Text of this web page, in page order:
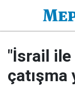
"İsrail ile
çatışma